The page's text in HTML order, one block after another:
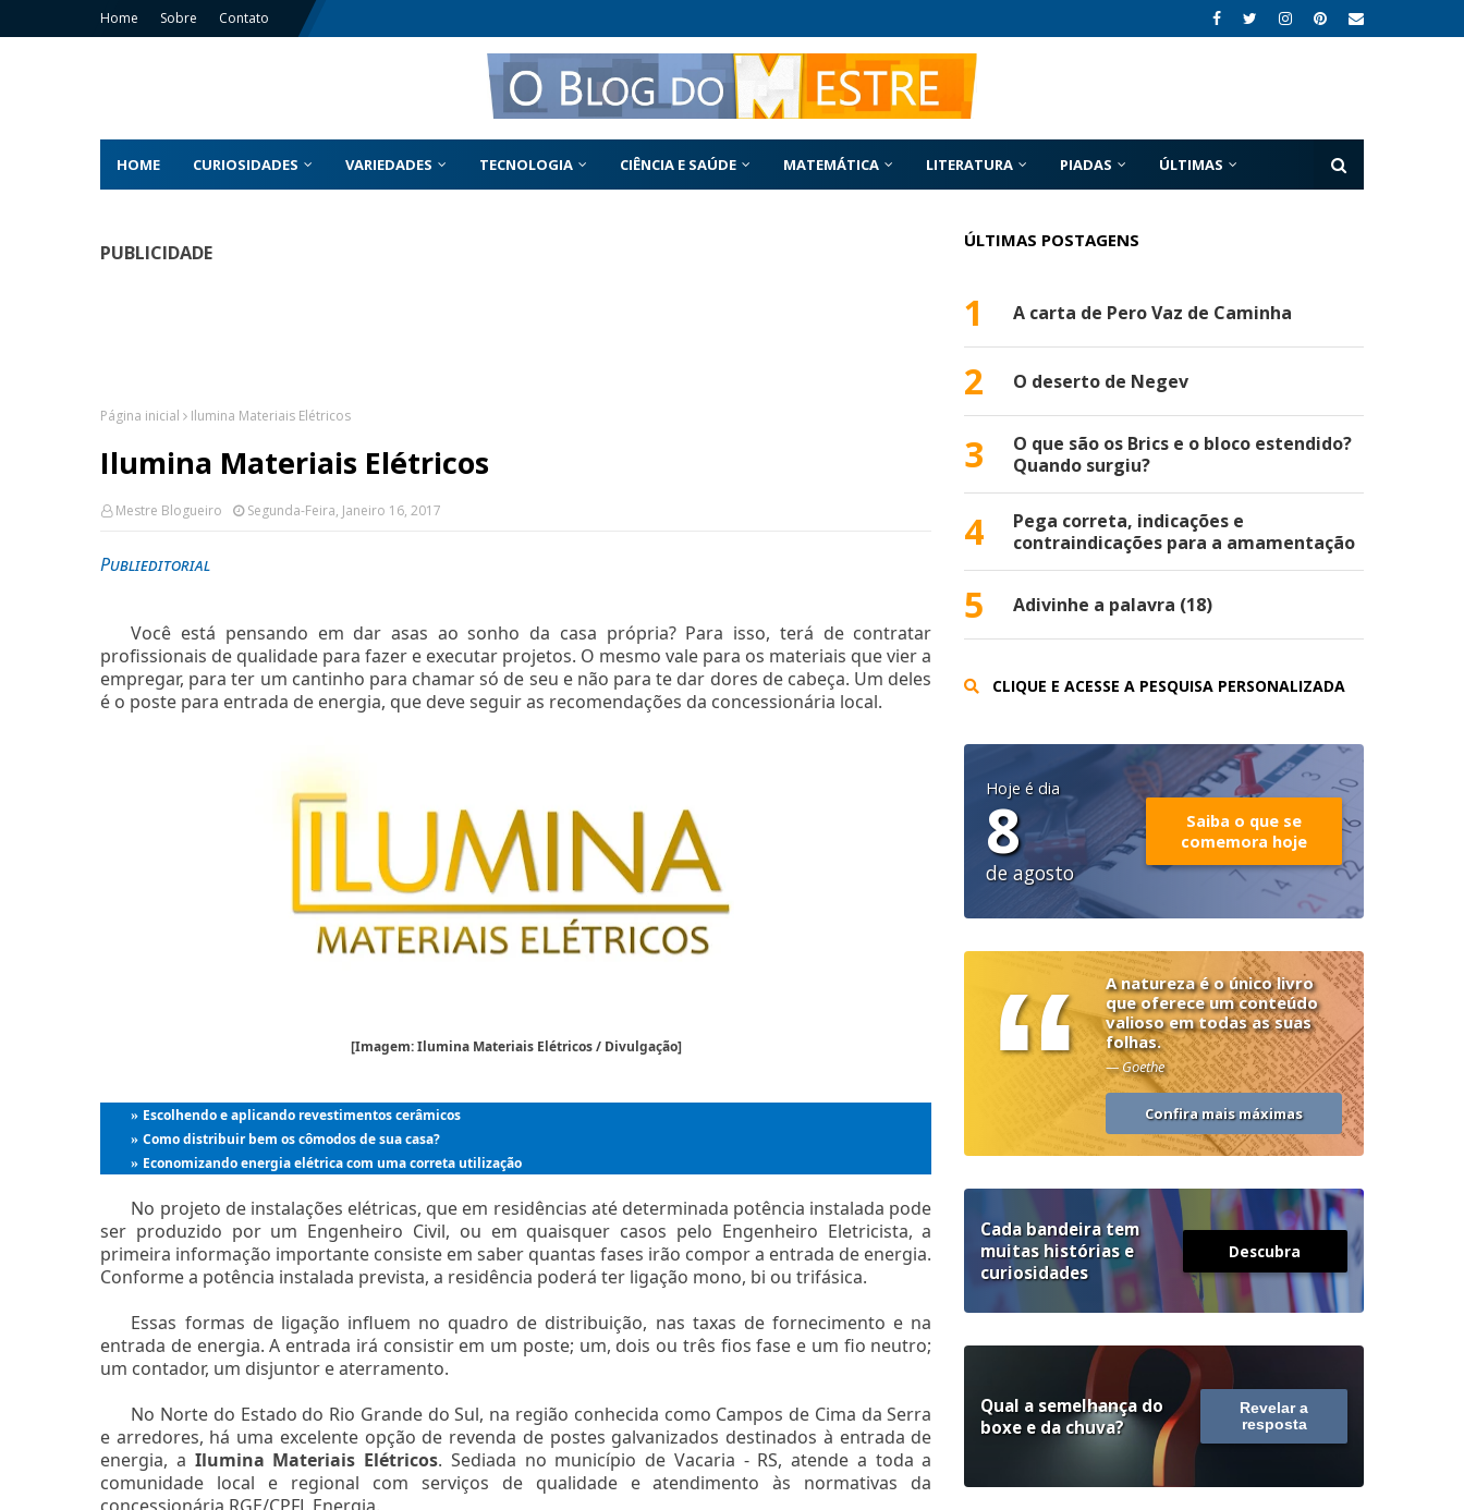
Home Sobre Contato
HOME CURIOSIDADES VARIEDADES TECNOLOGIA CIÊNCIA E SAÚDE MATEMÁTICA LITERATURA PIADAS ÚLTIMAS
PUBLICIDADE
Página inicial Ilumina Materiais Elétricos
Ilumina Materiais Elétricos
Mestre Blogueiro Segunda-Feira, Janeiro 16, 2017
Publieditorial
Você está pensando em dar asas ao sonho da casa própria? Para isso, terá de contratar
profissionais de qualidade para fazer e executar projetos. O mesmo vale para os materiais que vier a
empregar, para ter um cantinho para chamar só de seu e não para te dar dores de cabeça. Um deles
é o poste para entrada de energia, que deve seguir as recomendações da concessionária local.
[Imagem: Ilumina Materiais Elétricos / Divulgação]
» Escolhendo e aplicando revestimentos cerâmicos
» Como distribuir bem os cômodos de sua casa?
» Economizando energia elétrica com uma correta utilização
No projeto de instalações elétricas, que em residências até determinada potência instalada pode
ser produzido por um Engenheiro Civil, ou em quaisquer casos pelo Engenheiro Eletricista, a
primeira informação importante consiste em saber quantas fases irão compor a entrada de energia.
Conforme a potência instalada prevista, a residência poderá ter ligação mono, bi ou trifásica.
Essas formas de ligação influem no quadro de distribuição, nas taxas de fornecimento e na
entrada de energia. A entrada irá consistir em um poste; um, dois ou três fios fase e um fio neutro;
um contador, um disjuntor e aterramento.
No Norte do Estado do Rio Grande do Sul, na região conhecida como Campos de Cima da Serra
e arredores, há uma excelente opção de revenda de postes galvanizados destinados à entrada de
energia, a Ilumina Materiais Elétricos. Sediada no município de Vacaria - RS, atende a toda a
comunidade local e regional com serviços de qualidade e atendimento às normativas da
ÚLTIMAS POSTAGENS
1 A carta de Pero Vaz de Caminha
2 O deserto de Negev
3
O que são os Brics e o bloco estendido?
Quando surgiu?
4
Pega correta, indicações e
contraindicações para a amamentação
5 Adivinhe a palavra (18)
CLIQUE E ACESSE A PESQUISA PERSONALIZADA
Hoje é dia
8
de agosto
Saiba o que se
comemora hoje
“
A natureza é o único livro
que oferece um conteúdo
valioso em todas as suas
folhas.
— Goethe
Confira mais máximas
Cada bandeira tem
muitas histórias e
curiosidades
Descubra
Qual a semelhança do
boxe e da chuva?
Revelar a
resposta